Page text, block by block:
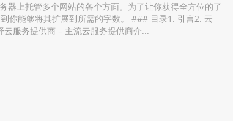
上托管多个网站的各个方面。为了让你获得全方位的了
你能够将其扩展到所需的字数。 ### 目录1. 引言2. 云
服务提供商 – 主流云服务提供商介...